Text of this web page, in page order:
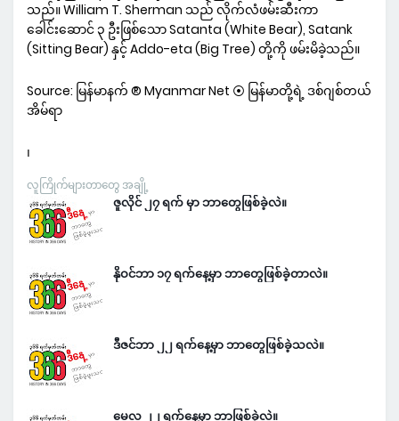
သည်။ William T. Sherman သည် လိုက်လံဖမ်းဆီးကာ
ခေါင်းဆောင် ၃ ဦးဖြစ်သော Satanta (White Bear), Satank
(Sitting Bear) နှင့် Addo-eta (Big Tree) တို့ကို ဖမ်းမိခဲ့သည်။
Source: မြန်မာနက် ® Myanmar Net ⦿ မြန်မာတို့ရဲ့ ဒစ်ဂျစ်တယ်
အိမ်ရာ
၊
လူကြိုက်များတာတွေ အချို့
ဇူလိုင် ၂၇ ရက် မှာ ဘာတွေဖြစ်ခဲ့လဲ။
နိုဝင်ဘာ ၁၇ ရက်နေ့မှာ ဘာတွေဖြစ်ခဲ့တာလဲ။
ဒီဇင်ဘာ ၂၂ ရက်နေ့မှာ ဘာတွေဖြစ်ခဲ့သလဲ။
မေလ ၂၂ ရက်နေ့မှာ ဘာဖြစ်ခဲ့လဲ။